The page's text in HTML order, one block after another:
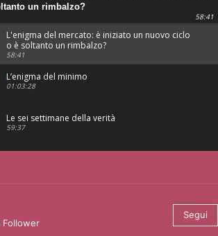
un rimbalzo?
58:41
L'enigma del mercato: è iniziato un nuovo ciclo
o è soltanto un rimbalzo?
58:41
L’enigma del minimo
01:03:28
Le sei settimane della verità
59:37
Follower
Segui